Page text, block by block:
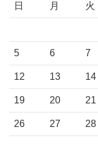
日 月 火
5 6 7
12 13 14
19 20 21
26 27 28